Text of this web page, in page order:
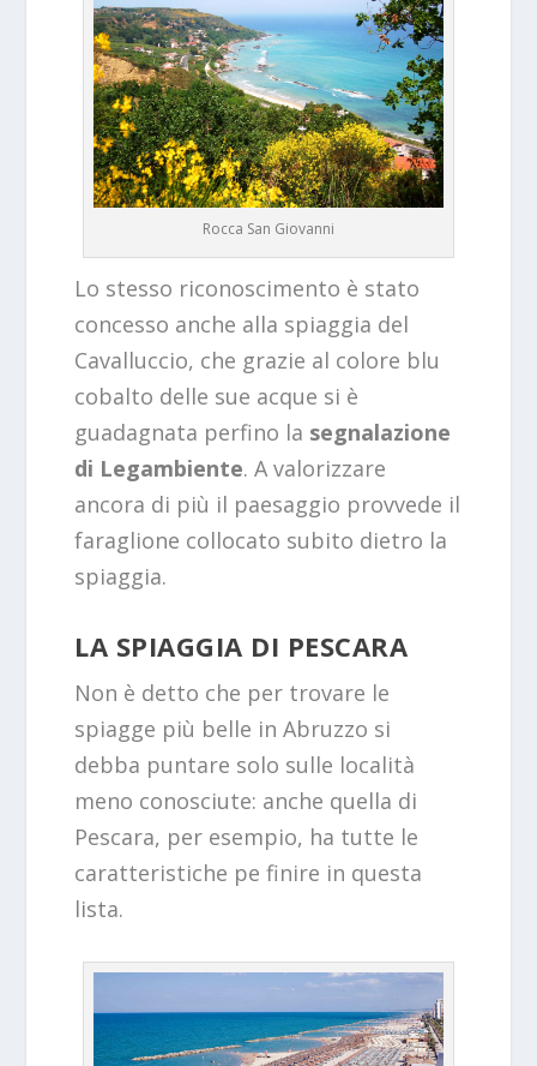
Rocca San Giovanni
Lo stesso riconoscimento è stato
concesso anche alla spiaggia del
Cavalluccio, che grazie al colore blu
cobalto delle sue acque si è
guadagnata perfino la segnalazione
di Legambiente. A valorizzare
ancora di più il paesaggio provvede il
faraglione collocato subito dietro la
spiaggia.
LA SPIAGGIA DI PESCARA
Non è detto che per trovare le
spiagge più belle in Abruzzo si
debba puntare solo sulle località
meno conosciute: anche quella di
Pescara, per esempio, ha tutte le
caratteristiche pe finire in questa
lista.